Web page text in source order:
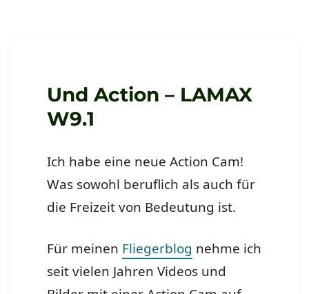
Und Action – LAMAX
W9.1
Ich habe eine neue Action Cam!
Was sowohl beruflich als auch für
die Freizeit von Bedeutung ist.
Für meinen Fliegerblog nehme ich
seit vielen Jahren Videos und